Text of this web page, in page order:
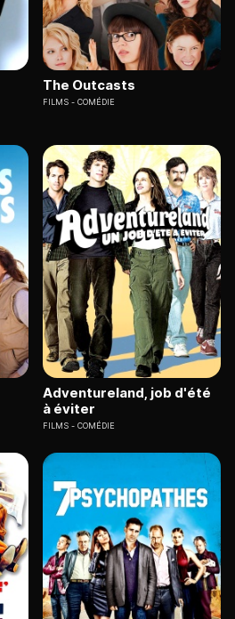
The Outcasts
FILMS COMÉDIE
Adventureland, job d'été
à éviter
FILMS COMÉDIE